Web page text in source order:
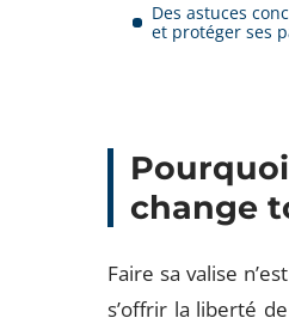
Des astuces
et protéger ses
change
Faire sa valise
s’offrir la liberté